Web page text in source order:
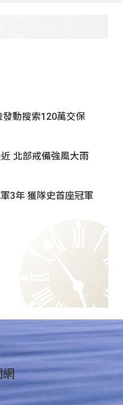
動搜索120萬交保
北部戒備強風大雨
3年 獲隊史首座冠軍